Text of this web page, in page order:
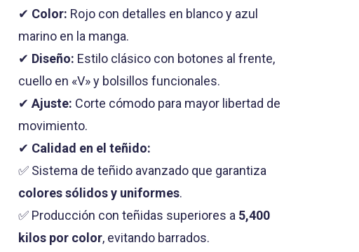
✔ Color: Rojo con detalles en blanco y azul
marino en la manga.
✔ Diseño: Estilo clásico con botones al frente,
cuello en «V» y bolsillos funcionales.
✔Ajuste: Corte cómodo para mayor libertad de
movimiento.
✔ Calidad en el teñido:
✅ Sistema de teñido avanzado que garantiza
colores sólidos y uniformes.
✅ Producción con teñidas superiores a 5,400
kilos por color, evitando barrados.